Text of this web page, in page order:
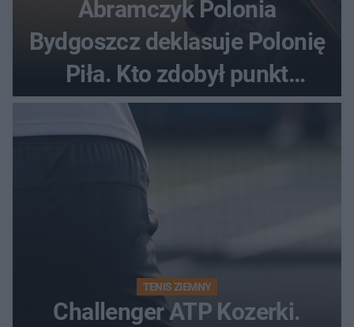
Abramczyk Polonia
Bydgoszcz deklasuje Polonię
Piła. Kto zdobył punkt
bonusowy?
TENIS ZIEMNY
Challenger ATP Kozerki.